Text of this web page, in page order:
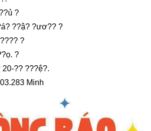
?
??ậ? ?ươ?? ?
?
?
?? ???ệ?.
Minh